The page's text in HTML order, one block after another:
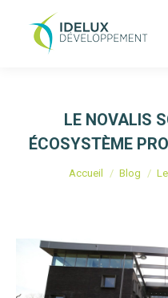
LE NOVALIS
ÉCOSYSTÈME
Vous êtes ici :
Accueil Blog